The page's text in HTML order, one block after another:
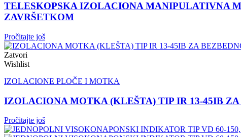
TELESKOPSKA IZOLACIONA MANIPULATIVNA
ZAVRŠETKOM
Pročitajte još
Zatvori
Wishlist
IZOLACIONE PLOČE I MOTKA
IZOLACIONA MOTKA (KLEŠTA) TIP IR 13-45IB
Pročitajte još